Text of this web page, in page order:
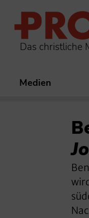
Das christliche
Medien